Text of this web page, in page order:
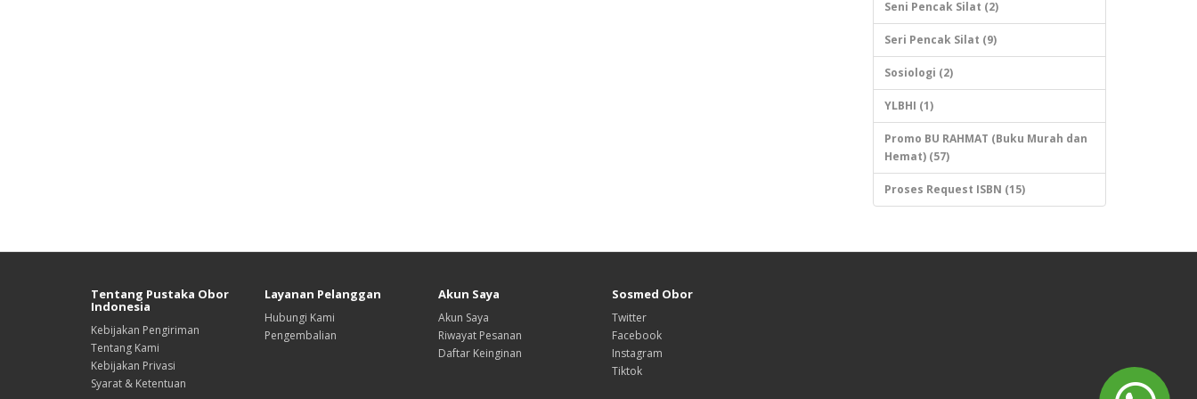
Seni Pencak Silat (2)
Seri Pencak Silat (9)
Sosiologi (2)
YLBHI (1)
Promo BU RAHMAT (Buku Murah dan
Hemat) (57)
Proses Request ISBN (15)
Tentang Pustaka Obor
Indonesia
Kebijakan Pengiriman
Tentang Kami
Kebijakan Privasi
Syarat & Ketentuan
Layanan Pelanggan
Hubungi Kami
Pengembalian
Akun Saya
Akun Saya
Riwayat Pesanan
Daftar Keinginan
Sosmed Obor
Twitter
Facebook
Instagram
Tiktok